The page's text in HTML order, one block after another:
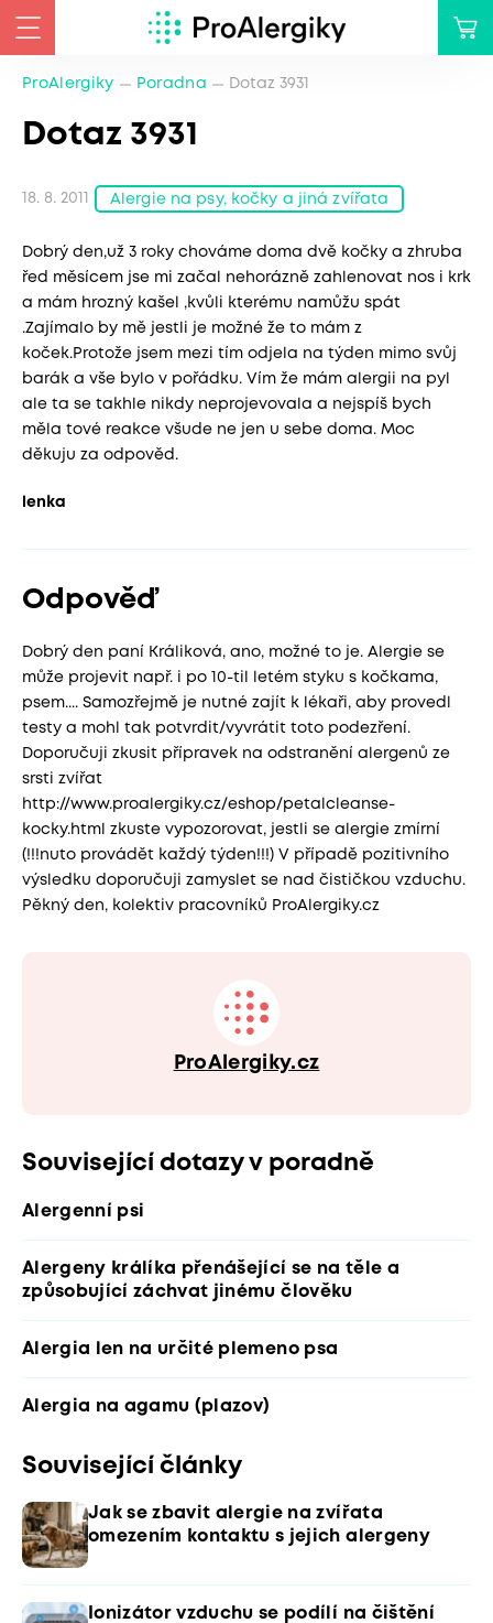
ProAlergiky Poradna Dotaz 3931
Dotaz 3931
18. 8. 2011 Alergie na psy, kočky a jiná zvířata
Dobrý den,už 3 roky chováme doma dvě kočky a zhruba
řed měsícem jse mi začal nehorázně zahlenovat nos i krk
a mám hrozný kašel ,kvůli kterému namůžu spát
.Zajímalo by mě jestli je možné že to mám z
koček.Protože jsem mezi tím odjela na týden mimo svůj
barák a vše bylo v pořádku. Vím že mám alergii na pyl
ale ta se takhle nikdy neprojevovala a nejspíš bych
měla tové reakce všude ne jen u sebe doma. Moc
děkuju za odpověd.
lenka
Odpověď
Dobrý den paní Králiková, ano, možné to je. Alergie se
může projevit např. i po 10-til letém styku s kočkama,
psem.... Samozřejmě je nutné zajít k lékaři, aby provedl
testy a mohl tak potvrdit/vyvrátit toto podezření.
Doporučuji zkusit přípravek na odstranění alergenů ze
srsti zvířat
http://www.proalergiky.cz/eshop/petalcleanse-
kocky.html zkuste vypozorovat, jestli se alergie zmírní
(!!!nuto provádět každý týden!!!) V případě pozitivního
výsledku doporučuji zamyslet se nad čističkou vzduchu.
Pěkný den, kolektiv pracovníků ProAlergiky.cz
ProAlergiky.cz
Související dotazy v poradně
Alergenní psi
Alergeny králíka přenášející se na těle a
způsobující záchvat jinému člověku
Alergia len na určité plemeno psa
Alergia na agamu (plazov)
Související články
Jak se zbavit alergie na zvířata
omezením kontaktu s jejich alergeny
Ionizátor vzduchu se podílí na čištění